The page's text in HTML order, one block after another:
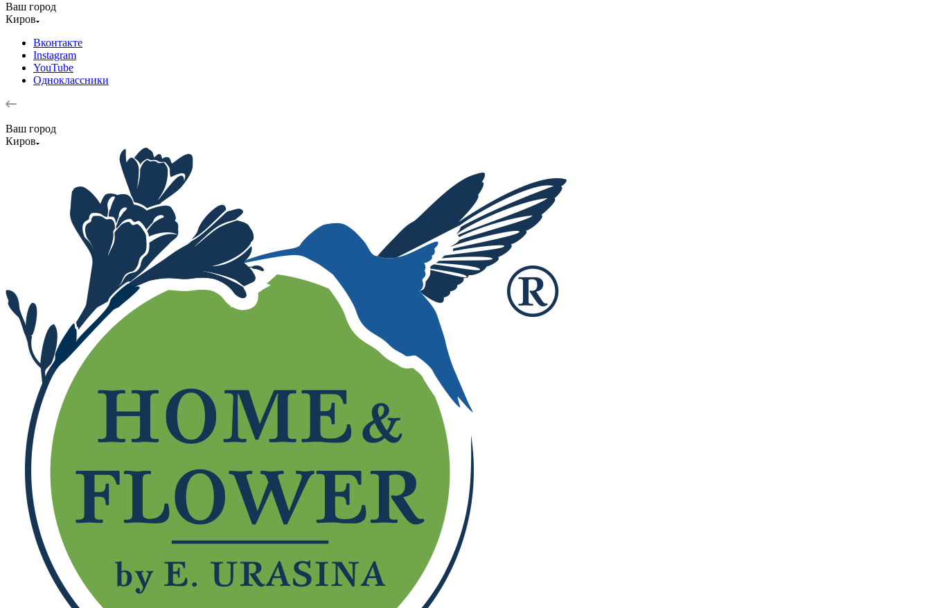
Ваш город
Киров
Вконтакте
Instagram
YouTube
Одноклассники
Ваш город
Киров